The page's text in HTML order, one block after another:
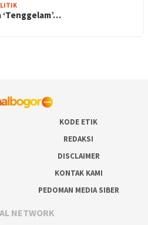
KODE ETIK
REDAKSI
DISCLAIMER
KONTAK KAMI
PEDOMAN MEDIA SIBER
NETWORK